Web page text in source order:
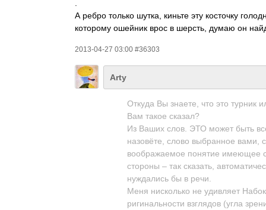
А ребро только шутка, киньте эту косточку
которому ошейник врос в шерсть, думаю он
2013-04-27 03:00 #36303
Arty
Откуда Вы знаете, что это турник
Вам такое сказал?
Из Ваших слов. ЭТО может быть
назовёте, слово выбранное вами,
воображаемое понятие имеющее
стороны – так сказать,
нуждались бы в речи.
Меня нисколько не удивляет
ригинальности­ взглядов (угла